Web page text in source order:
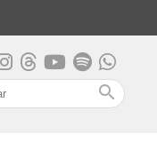
search